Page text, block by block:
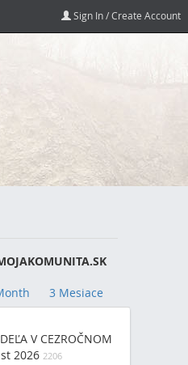
Sign In / Create Account
3 Mesiace
V CEZROČNOM
2026 2206